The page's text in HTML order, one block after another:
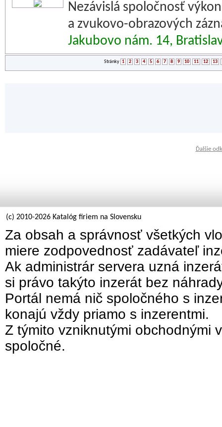
Nezávislá spoločnosť
a zvukovo-obrazových
Jakubovo nám. 14,
Stránky 1 2 3 4 5 6 7 8 9 10 11 12 13
Ďalšie
(c) 2010-2026 Katalóg firiem na Slovensku
Za obsah a správnosť všetkých
miere zodpovednosť zadávateľ
Ak administrár servera uzná
si právo takýto inzerát bez
Portál nemá nič spoločného s
konajú vždy priamo s inzerentmi.
Z týmito vzniknutými obchodnými
spoločné.